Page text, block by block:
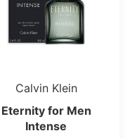
Calvin Klein
Eternity for Men
Intense